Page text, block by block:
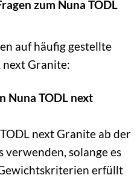
zum Nuna TODL
auf häufig gestellte
next Granite:
Nuna TODL next
next Granite ab der
verwenden, solange es
erfüllt